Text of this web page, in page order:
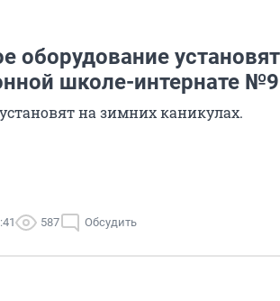
оборудование
школе-интернате
на зимних каникулах.
587 Обсудить